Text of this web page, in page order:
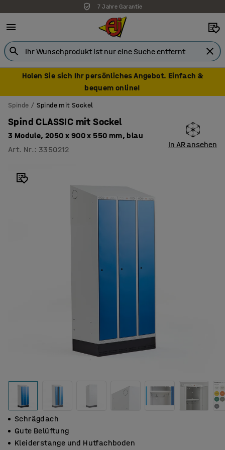
7 Jahre Garantie
Holen Sie sich Ihr persönliches Angebot. Einfach &
bequem online!
Spinde Spinde mit Sockel
Spind CLASSIC mit Sockel
3 Module, 2050 x 900 x 550 mm, blau
Art. Nr. : 3350212
In AR ansehen
Schrägdach
Gute Belüftung
Kleiderstange und Hutfachboden